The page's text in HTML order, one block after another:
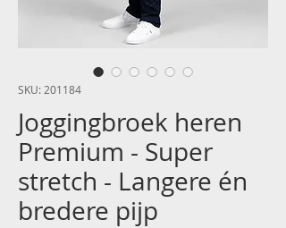
SKU: 201184
Joggingbroek heren
Premium - Super
stretch - Langere én
bredere pijp